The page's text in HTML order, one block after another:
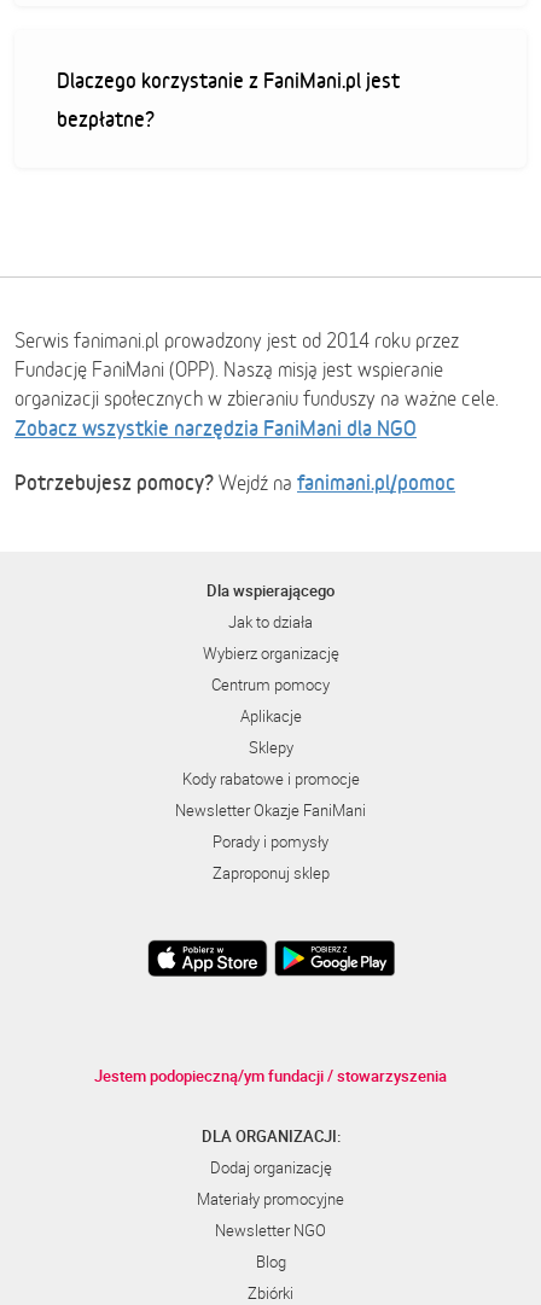
Dlaczego korzystanie z FaniMani.pl jest
bezpłatne?
Serwis fanimani.pl prowadzony jest od 2014 roku przez
Fundację FaniMani (OPP). Naszą misją jest wspieranie
organizacji społecznych w zbieraniu funduszy na ważne cele.
Zobacz wszystkie narzędzia FaniMani dla NGO
Potrzebujesz pomocy? Wejdź na fanimani.pl/pomoc
Dla wspierającego
Jak to działa
Wybierz organizację
Centrum pomocy
Aplikacje
Sklepy
Kody rabatowe i promocje
Newsletter Okazje FaniMani
Porady i pomysły
Zaproponuj sklep
Jestem podopieczną/ym fundacji / stowarzyszenia
DLA ORGANIZACJI:
Dodaj organizację
Materiały promocyjne
Newsletter NGO
Blog
Zbiórki